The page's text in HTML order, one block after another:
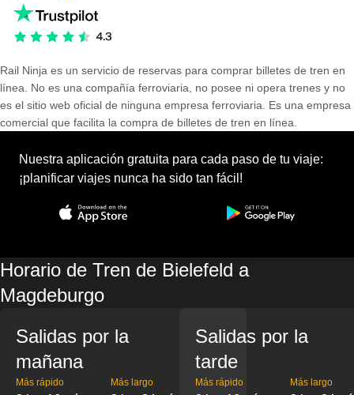
Rail Ninja es un servicio de reservas para comprar billetes de tren en
línea. No es una compañía ferroviaria, no posee ni opera trenes y no
es el sitio web oficial de ninguna empresa ferroviaria. Es una empresa
comercial que facilita la compra de billetes de tren en línea.
Nuestra aplicación gratuita para cada paso de tu viaje:
¡planificar viajes nunca ha sido tan fácil!
Horario de Tren de Bielefeld a
Magdeburgo
Salidas por la
mañana
Más rápido Más largo
Salidas por la
tarde
Más rápido Más largo